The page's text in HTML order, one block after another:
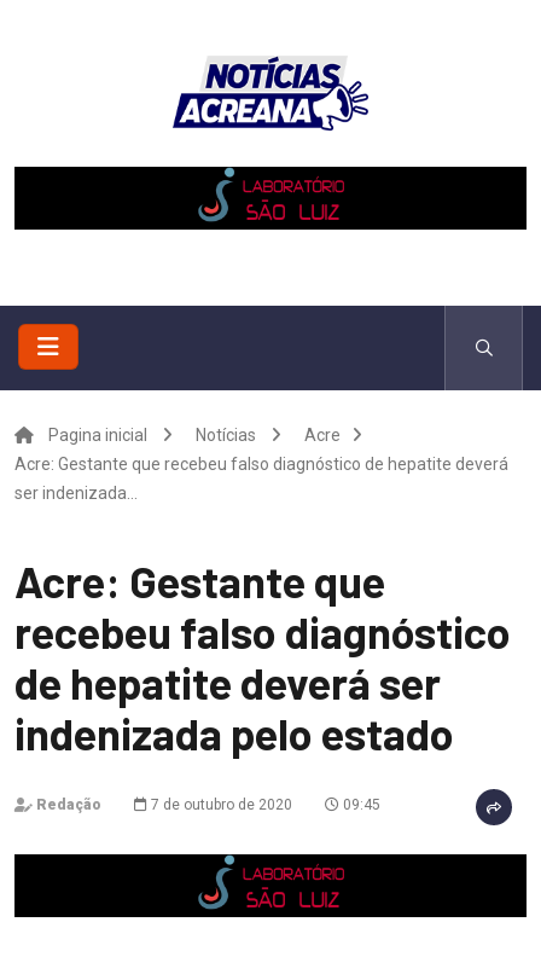
Pagina inicial Notícias
Acre
Acre: Gestante que recebeu falso diagnóstico de hepatite deverá
ser indenizada...
Acre: Gestante que
recebeu falso diagnóstico
de hepatite deverá ser
indenizada pelo estado
Redação 7 de outubro de 2020 09:45